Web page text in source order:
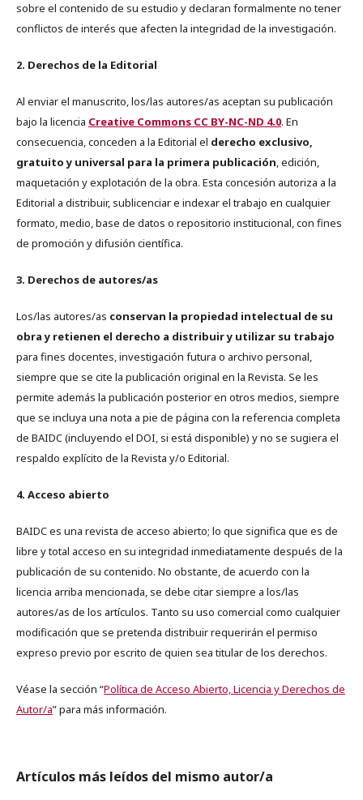
sobre el contenido de su estudio y declaran formalmente no tener
conflictos de interés que afecten la integridad de la investigación.
2. Derechos de la Editorial
Al enviar el manuscrito, los/las autores/as aceptan su publicación
bajo la licencia Creative Commons CC BY-NC-ND 4.0. En
consecuencia, conceden a la Editorial el derecho exclusivo,
gratuito y universal para la primera publicación, edición,
maquetación y explotación de la obra. Esta concesión autoriza a la
Editorial a distribuir, sublicenciar e indexar el trabajo en cualquier
formato, medio, base de datos o repositorio institucional, con fines
de promoción y difusión científica.
3. Derechos de autores/as
Los/las autores/as conservan la propiedad intelectual de su
obra y retienen el derecho a distribuir y utilizar su trabajo
para fines docentes, investigación futura o archivo personal,
siempre que se cite la publicación original en la Revista. Se les
permite además la publicación posterior en otros medios, siempre
que se incluya una nota a pie de página con la referencia completa
de BAIDC (incluyendo el DOI, si está disponible) y no se sugiera el
respaldo explícito de la Revista y/o Editorial.
4. Acceso abierto
BAIDC es una revista de acceso abierto; lo que significa que es de
libre y total acceso en su integridad inmediatamente después de la
publicación de su contenido. No obstante, de acuerdo con la
licencia arriba mencionada, se debe citar siempre a los/las
autores/as de los artículos. Tanto su uso comercial como cualquier
modificación que se pretenda distribuir requerirán el permiso
expreso previo por escrito de quien sea titular de los derechos.
Véase la sección “Política de Acceso Abierto, Licencia y Derechos de
Autor/a” para más información.
Artículos más leídos del mismo autor/a